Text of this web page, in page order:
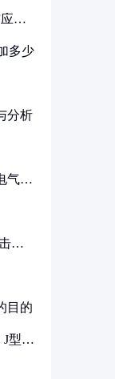
用
多少
分析
气设
要
目的
型、